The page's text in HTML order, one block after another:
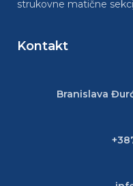
strukovne matične
Kontakt
Branislava